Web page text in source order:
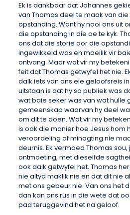
Ek is dankbaar dat Johannes
van Thomas deel te maak van
opstanding. Want hy nooi ons uit
die opstanding in die oe te kyk.
ons dat die storie oor die
ingewikkeld was en moeilik vir
ontvang. Maar wat vir my
feit dat Thomas getwyfel het nie.
dalk iets van ons eie geloofsreis
uitstaan is dat hy so publiek was
wat baie seker was van wat hulle
gemeenskap waarvan hy deel
om dit te doen. Wat vir my
is ook die manier hoe Jesus hom
veroordeling of minagting nie
deurnis. Ek vermoed Thomas
ontmoeting, met dieselfde
ook dalk getwyfel het. Thomas
nie altyd maklik nie en dat dit nie
met ons gebeur nie. Van ons het
dan kan ons rus in die wete dat
pad teruggevind het na geloof.